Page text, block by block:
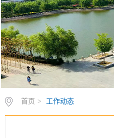
首页 > 工作动态